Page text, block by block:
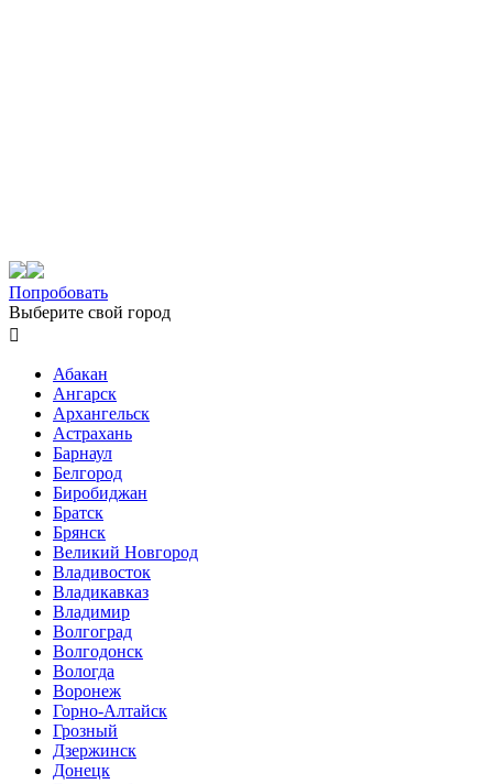
Попробовать
Выберите свой город

Абакан
Ангарск
Архангельск
Астрахань
Барнаул
Белгород
Биробиджан
Братск
Брянск
Великий Новгород
Владивосток
Владикавказ
Владимир
Волгоград
Волгодонск
Вологда
Воронеж
Горно-Алтайск
Грозный
Дзержинск
Донецк